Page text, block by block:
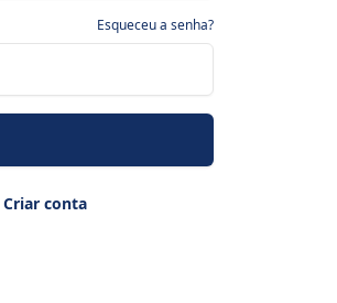
Esqueceu a senha?
Criar conta